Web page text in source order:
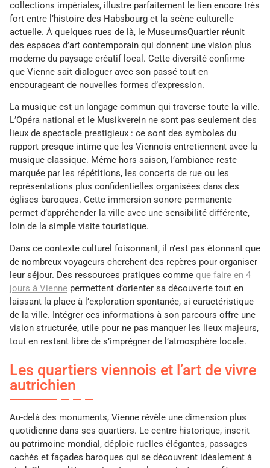
collections impériales, illustre parfaitement le lien encore très
fort entre l’histoire des Habsbourg et la scène culturelle
actuelle. À quelques rues de là, le MuseumsQuartier réunit
des espaces d’art contemporain qui donnent une vision plus
moderne du paysage créatif local. Cette diversité confirme
que Vienne sait dialoguer avec son passé tout en
encourageant de nouvelles formes d’expression.
La musique est un langage commun qui traverse toute la ville.
L’Opéra national et le Musikverein ne sont pas seulement des
lieux de spectacle prestigieux : ce sont des symboles du
rapport presque intime que les Viennois entretiennent avec la
musique classique. Même hors saison, l’ambiance reste
marquée par les répétitions, les concerts de rue ou les
représentations plus confidentielles organisées dans des
églises baroques. Cette immersion sonore permanente
permet d’appréhender la ville avec une sensibilité différente,
loin de la simple visite touristique.
Dans ce contexte culturel foisonnant, il n’est pas étonnant que
de nombreux voyageurs cherchent des repères pour organiser
leur séjour. Des ressources pratiques comme que faire en 4
jours à Vienne permettent d’orienter sa découverte tout en
laissant la place à l’exploration spontanée, si caractéristique
de la ville. Intégrer ces informations à son parcours offre une
vision structurée, utile pour ne pas manquer les lieux majeurs,
tout en restant libre de s’imprégner de l’atmosphère locale.
Les quartiers viennois et l’art de vivre
autrichien
Au-delà des monuments, Vienne révèle une dimension plus
quotidienne dans ses quartiers. Le centre historique, inscrit
au patrimoine mondial, déploie ruelles élégantes, passages
cachés et façades baroques qui se découvrent idéalement à